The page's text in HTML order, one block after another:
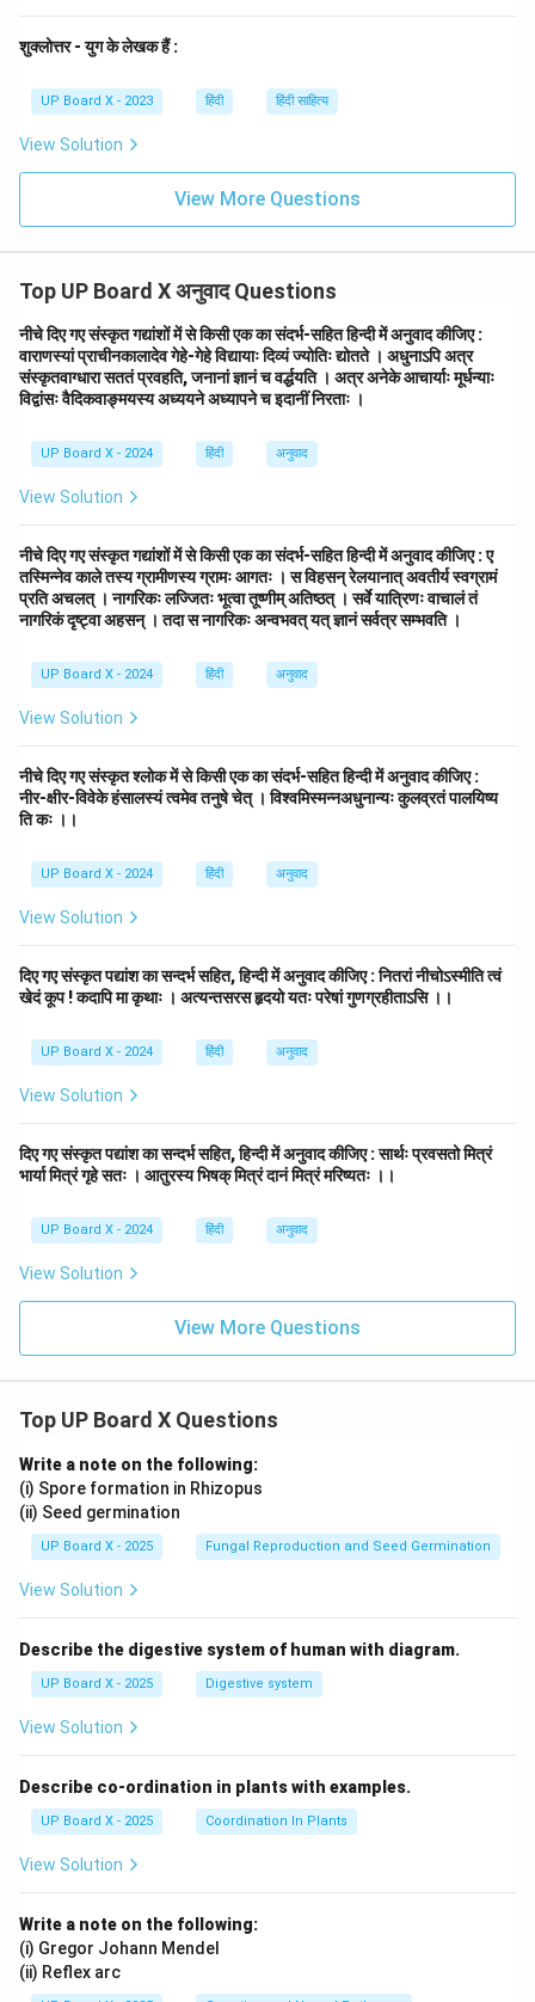
शुक्लोत्तर - युग के लेखक हैं :
UP Board X - 2023 हिंदी हिंदी साहित्य
View Solution
View More Questions
Top UP Board X अनुवाद Questions
नीचे दिए गए संस्कृत गद्यांशों में से किसी एक का संदर्भ-सहित हिन्दी में अनुवाद कीजिए :
वाराणस्यां प्राचीनकालादेव गेहे-गेहे विद्यायाः दिव्यं ज्योतिः द्योतते । अधुनाऽपि अत्र
संस्कृतवाग्धारा सततं प्रवहति, जनानां ज्ञानं च वर्द्धयति । अत्र अनेके आचार्याः मूर्धन्याः
विद्वांसः वैदिकवाङ्मयस्य अध्ययने अध्यापने च इदानीं निरताः ।
UP Board X - 2024 हिंदी अनुवाद
View Solution
नीचे दिए गए संस्कृत गद्यांशों में से किसी एक का संदर्भ-सहित हिन्दी में अनुवाद कीजिए : ए
तस्मिन्नेव काले तस्य ग्रामीणस्य ग्रामः आगतः । स विहसन् रेलयानात् अवतीर्य स्वग्रामं
प्रति अचलत् । नागरिकः लज्जितः भूत्वा तूष्णीम् अतिष्ठत् । सर्वे यात्रिणः वाचालं तं
नागरिकं दृष्ट्वा अहसन् । तदा स नागरिकः अन्वभवत् यत् ज्ञानं सर्वत्र सम्भवति ।
UP Board X - 2024 हिंदी अनुवाद
View Solution
नीचे दिए गए संस्कृत श्लोक में से किसी एक का संदर्भ-सहित हिन्दी में अनुवाद कीजिए :
नीर-क्षीर-विवेके हंसालस्यं त्वमेव तनुषे चेत् । विश्वमिस्मन्नअधुनान्यः कुलव्रतं पालयिष्य
ति कः ।।
UP Board X - 2024 हिंदी अनुवाद
View Solution
दिए गए संस्कृत पद्यांश का सन्दर्भ सहित, हिन्दी में अनुवाद कीजिए : नितरां नीचोऽस्मीति त्वं
खेदं कूप ! कदापि मा कृथाः । अत्यन्तसरस हृदयो यतः परेषां गुणग्रहीताऽसि ।।
UP Board X - 2024 हिंदी अनुवाद
View Solution
दिए गए संस्कृत पद्यांश का सन्दर्भ सहित, हिन्दी में अनुवाद कीजिए : सार्थः प्रवसतो मित्रं
भार्या मित्रं गृहे सतः । आतुरस्य भिषक् मित्रं दानं मित्रं मरिष्यतः ।।
UP Board X - 2024 हिंदी अनुवाद
View Solution
View More Questions
Top UP Board X Questions
Write a note on the following:
(i) Spore formation in Rhizopus
(ii) Seed germination
UP Board X - 2025 Fungal Reproduction and Seed Germination
View Solution
Describe the digestive system of human with diagram.
UP Board X - 2025 Digestive system
View Solution
Describe co-ordination in plants with examples.
UP Board X - 2025 Coordination In Plants
View Solution
Write a note on the following:
(i) Gregor Johann Mendel
(ii) Reflex arc